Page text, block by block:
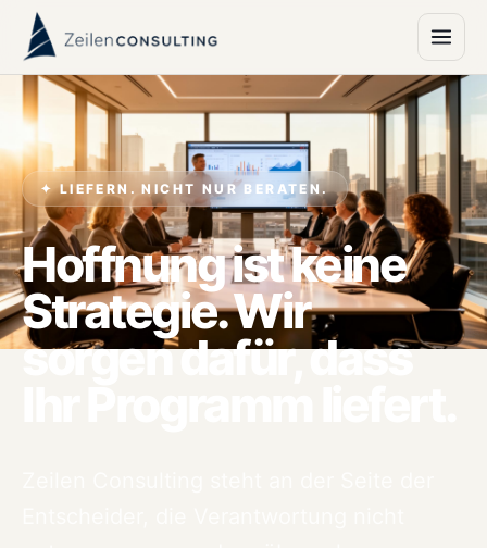
✦ LIEFERN. NICHT NUR BERATEN.
Hoffnung ist keine
Strategie. Wir
sorgen dafür, dass